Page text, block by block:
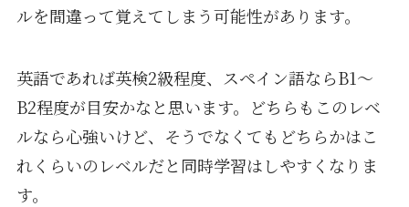
ルを間違って覚えてしまう可能性があります。
英語であれば英検2級程度、スペイン語ならB1〜
B2程度が目安かなと思います。どちらもこのレベ
ルなら心強いけど、そうでなくてもどちらかはこ
れくらいのレベルだと同時学習はしやすくなりま
す。